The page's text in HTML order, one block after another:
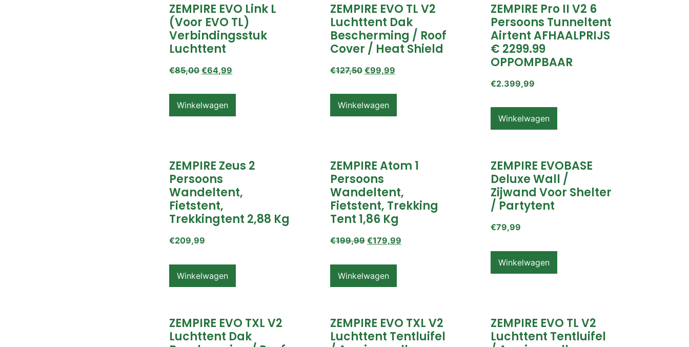
ZEMPIRE EVO Link L
(voor EVO TL)
Verbindingsstuk
Luchttent
€85,00 €64,99
Winkelwagen
ZEMPIRE EVO TL V2
Luchttent Dak
Bescherming / Roof
Cover / Heat Shield
€127,50 €99,99
Winkelwagen
ZEMPIRE Pro II V2 6
Persoons Tunneltent
Airtent AFHAALPRIJS
€ 2299.99
OPPOMPBAAR
€2.399,99
Winkelwagen
ZEMPIRE Zeus 2
Persoons
Wandeltent,
Fietstent,
Trekkingtent 2,88 Kg
€209,99
Winkelwagen
ZEMPIRE Atom 1
Persoons
Wandeltent,
Fietstent, Trekking
Tent 1,86 Kg
€199,99 €179,99
Winkelwagen
ZEMPIRE EVOBASE
Deluxe Wall /
Zijwand Voor Shelter
/ Partytent
€79,99
Winkelwagen
ZEMPIRE EVO TXL V2
Luchttent Dak
ZEMPIRE EVO TXL V2
Luchttent Tentluifel
ZEMPIRE EVO TL V2
Luchttent Tentluifel